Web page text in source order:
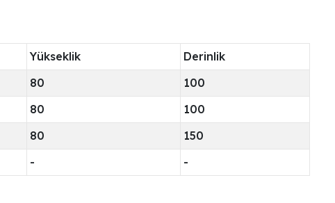
Yükseklik
Derinlik
80
100
80
100
80
150
- -